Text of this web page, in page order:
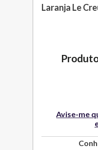
Laranja Le
Avise-me